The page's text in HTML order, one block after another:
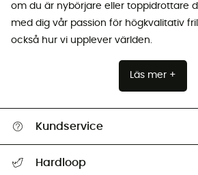
om du är nybörjare eller toppidrottare
med dig vår passion för högkvalitativ
också hur vi upplever världen.
Läs mer +
Kundservice
Hardloop